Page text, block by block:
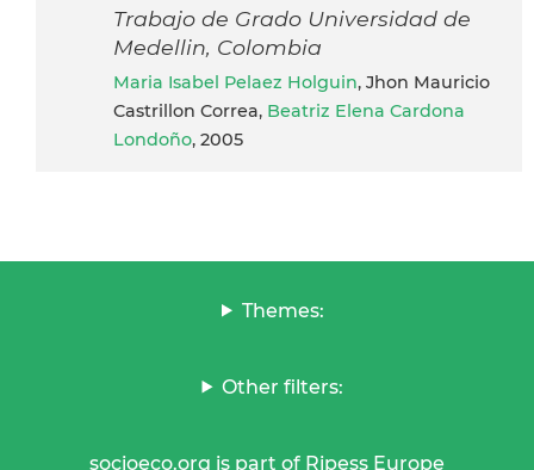
Trabajo de Grado Universidad de
Medellin, Colombia
Maria Isabel Pelaez Holguin, Jhon Mauricio
Castrillon Correa, Beatriz Elena Cardona
Londoño, 2005
Themes:
Other filters:
socioeco.org is part of Ripess Europe